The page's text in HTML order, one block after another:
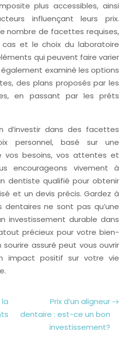
plus accessibles, ainsi
influençant leurs prix.
nombre de facettes requises,
et le choix du laboratoire
qui peuvent faire varier
examiné les options
des plans proposés par les
en passant par les prêts
d’investir dans des facettes
personnel, basé sur une
vos besoins, vos attentes et
encourageons vivement à
dentiste qualifié pour obtenir
et un devis précis. Gardez à
ne sont pas qu’une
investissement durable dans
précieux pour votre bien-
assuré peut vous ouvrir
impact positif sur votre vie
Prix d’un aligneur
dentaire : est-ce un bon
investissement?